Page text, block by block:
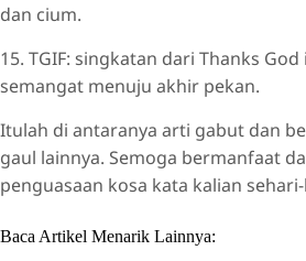
dan cium.
15. TGIF: singkatan dari Thanks
semangat menuju akhir pekan.
Itulah di antaranya arti gabut dan
gaul lainnya. Semoga bermanfaat
penguasaan kosa kata kalian
Baca Artikel Menarik Lainnya: